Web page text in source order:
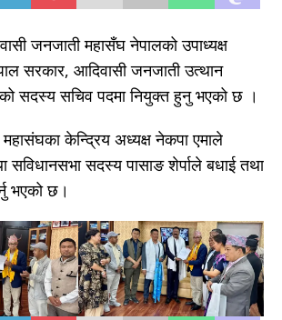
जनजाती महासँघ नेपालको उपाध्यक्ष
सरकार, आदिवासी जनजाती उत्थान
सदस्य सचिव पदमा नियुक्त हुनु भएको छ ।
केन्द्रिय अध्यक्ष नेकपा एमाले
सविधानसभा सदस्य पासाङ शेर्पाले बधाई तथा
भएको छ।